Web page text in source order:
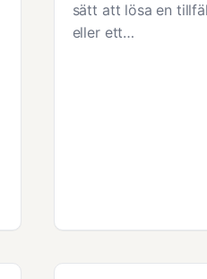
sätt att lösa en
eller ett…